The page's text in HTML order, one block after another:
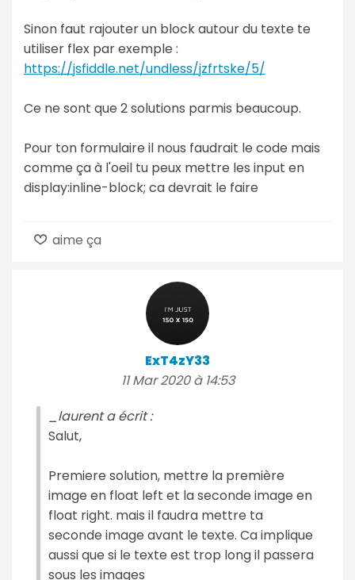
Sinon faut rajouter un block autour du texte te
utiliser flex par exemple :
https://jsfiddle.net/undless/jzfrtske/5/
Ce ne sont que 2 solutions parmis beaucoup.
Pour ton formulaire il nous faudrait le code mais
comme ça à l'oeil tu peux mettre les input en
display:inline-block; ca devrait le faire
aime ça
ExT4zY33
11 Mar 2020 à 14:53
_laurent a écrit :
Salut,
Premiere solution, mettre la première
image en float left et la seconde image en
float right. mais il faudra mettre ta
seconde image avant le texte. Ca implique
aussi que si le texte est trop long il passera
sous les images